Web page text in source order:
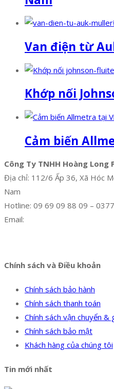
Van điện từ
Khớp nối
Cảm biến
Công Ty TNHH Hoàng Long
Địa chỉ: 112/6 Ấp 36, Xã Hóc
Nam
Hotline: 09 69 09 88 09 –
Email:
Chính sách và Điều khoản
Chính sách bảo hành
Chính sách thanh toán
Chính sách vận chuyển &
Chính sách bảo mật
Khách hàng của chúng tôi
Tin mới nhất